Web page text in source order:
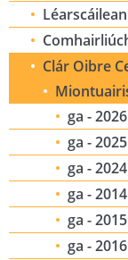
Clár Oibre
ga - 2026
ga - 2025
ga - 2024
ga - 2014
ga - 2015
ga - 2016